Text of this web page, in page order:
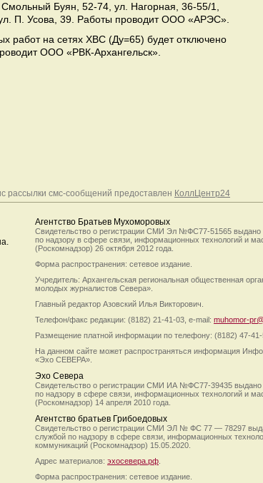
Буян, 52-74, ул. Нагорная, 36-55/1,
П. Усова, 39. Работы проводит ООО «АРЭС».
работ на сетях ХВС (Ду=65) будет отключено
ООО «РВК-Архангельск».
рассылки смс-сообщений предоставлен КоллЦентр24
Агентство Братьев Мухоморовых
Свидетельство о регистрации СМИ Эл №ФС77-51565 выдано
по надзору в сфере связи, информационных технологий и
(Роскомнадзор) 26 октября 2012 года.
Форма распространения: сетевое издание.
Учредитель: Архангельская региональная общественная
молодых журналистов Севера».
Главный редактор Азовский Илья Викторович.
Телефон/факс редакции: (8182) 21-41-03, e-mail: muhomor-
Размещение платной информации по телефону: (8182) 47-
На данном сайте может распространяться информация
«Эхо СЕВЕРА».
Эхо Севера
Свидетельство о регистрации СМИ ИА №ФС77-39435 выдано
по надзору в сфере связи, информационных технологий и
(Роскомнадзор) 14 апреля 2010 года.
Агентство братьев Грибоедовых
Свидетельство о регистрации СМИ ЭЛ № ФС 77 — 78297
службой по надзору в сфере связи, информационных
коммуникаций (Роскомнадзор) 15.05.2020.
Адрес материалов: эхосевера.рф
Форма распространения: сетевое издание.